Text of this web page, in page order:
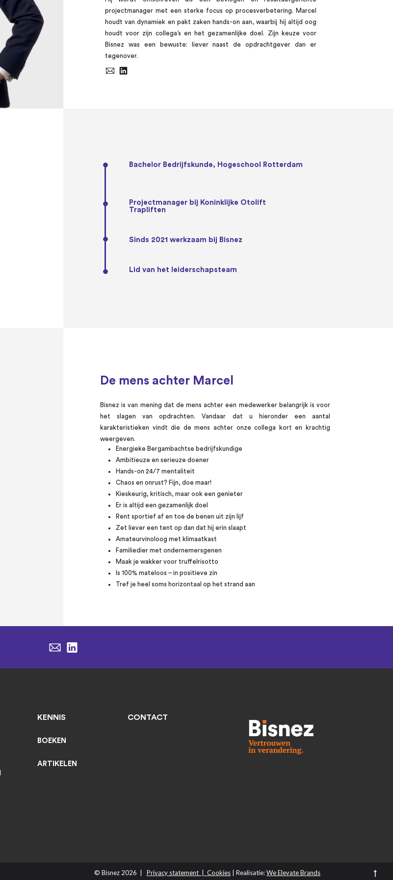
→ BEKIJK DE KLANTCASE
→ BEKIJK DE KLANTCASE → NEEM CONTACT OP
→ BESTEL DIT BOEK NU
→ LEES HET ARTIKEL
projectmanager met een sterke focus op procesverbetering. Marcel
houdt van dynamiek en pakt zaken hands-on aan, waarbij hij altijd oog
houdt voor zijn collega’s en het gezamenlijke doel. Zijn keuze voor
Bisnez was een bewuste: liever naast de opdrachtgever dan er
tegenover.
Bachelor Bedrijfskunde, Hogeschool Rotterdam
Projectmanager bij Koninklijke Otolift
Trapliften
Sinds 2021 werkzaam bij Bisnez
Lid van het leiderschapsteam
De mens achter Marcel
Bisnez is van mening dat de mens achter een medewerker belangrijk is voor
het slagen van opdrachten. Vandaar dat u hieronder een aantal
karakteristieken vindt die de mens achter onze collega kort en krachtig
weergeven.
Energieke Bergambachtse bedrijfskundige
Ambitieuze en serieuze doener
Hands-on 24/7 mentaliteit
Chaos en onrust? Fijn, doe maar!
Kieskeurig, kritisch, maar ook een genieter
Er is altijd een gezamenlijk doel
Rent sportief af en toe de benen uit zijn lijf
Zet liever een tent op dan dat hij erin slaapt
Amateurvinoloog met klimaatkast
Familiedier met ondernemersgenen
Maak je wakker voor truffelrisotto
Is 100% mateloos – in positieve zin
Tref je heel soms horizontaal op het strand aan
KENNIS
BOEKEN
CONTACT
ARTIKELEN
© Bisnez 2026 | Privacy statement | Cookies | Realisatie:We Elevate Brands →